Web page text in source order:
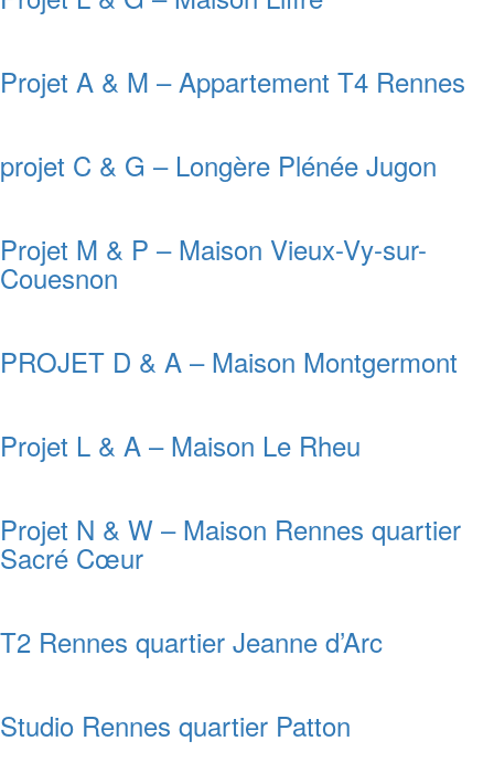
Projet A & M – Appartement T4 Rennes
projet C & G – Longère Plénée Jugon
Projet M & P – Maison Vieux-Vy-sur-
Couesnon
PROJET D & A – Maison Montgermont
Projet L & A – Maison Le Rheu
Projet N & W – Maison Rennes quartier
Sacré Cœur
T2 Rennes quartier Jeanne d’Arc
Studio Rennes quartier Patton